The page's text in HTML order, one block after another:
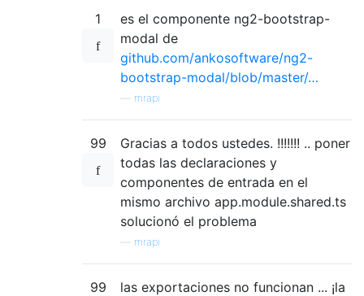
1
es el componente ng2-bootstrap-
modal de
github.com/ankosoftware/ng2-
bootstrap-modal/blob/master/…
mrapi
99
Gracias a todos ustedes. !!!!!!! .. poner
todas las declaraciones y
componentes de entrada en el
mismo archivo app.module.shared.ts
solucionó el problema
mrapi
99
las exportaciones no funcionan ... ¡la